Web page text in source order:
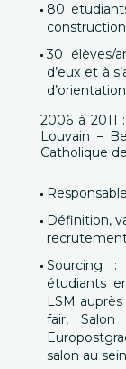
80
30 élèves/
d’eux et à
d’orientation
2006 à 2011
Louvain –
Catholique
Définition,
Sourcing :
étudiants
LSM
fair,
salon au